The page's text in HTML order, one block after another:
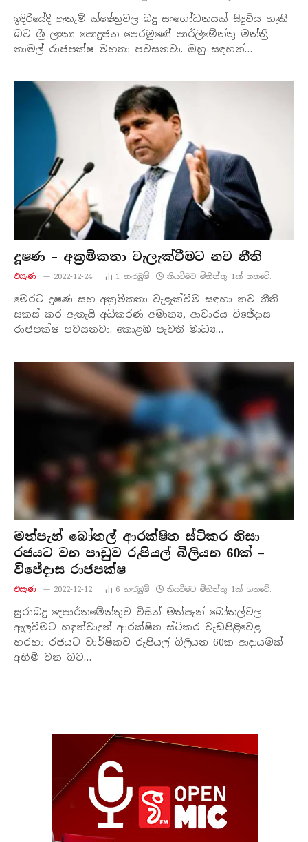
ඉදිරියේදී ඇතැම් ක්ෂේත්‍රවල බදු සංශෝධනයක් සිදුවිය හැකි
බව ශ්‍රී ලංකා පොදුජන පෙරමුණේ පාර්ලිමේන්තු මන්ත්‍රී
නාමල් රාජපක්ෂ මහතා පවසනවා. ඔහු සඳහන්…
දූෂණ – අක්‍රමිකතා වැලැක්වීමට නව නීති
එසැණ 2022-12-24 1 නැරඹු​ම් කියවීමට මිනිත්තු 1ක් ගතවේ.
මෙරට දූෂණ සහ අක්‍රමිකතා වැළැක්වීම සඳහා නව නීති
සකස් කර ඇතැයි අධිකරණ අමාත්‍ය, ආචාරය විජේදාස
රාජපක්ෂ පවසනවා. කොළඹ පැවති මාධ්‍ය…
මත්පැන් බෝතල් ආරක්ෂිත ස්ටිකර නිසා
රජයට වන පාඩුව රුපියල් බිලියන 60ක් –
විජේදාස රාජපක්ෂ
එසැණ 2022-12-12 6 නැරඹු​ම් කියවීමට මිනිත්තු 1ක් ගතවේ.
සුරාබදු දෙපාර්තමේන්තුව විසින් මත්පැන් බෝතල්වල
ඇලවීමට හඳුන්වාදුන් ආරක්ෂිත ස්ටිකර වැඩපිළිවෙළ
හරහා රජයට වාර්ෂිකව රුපියල් බිලියන 60ක ආදායමක්
අහිමි වන බව…